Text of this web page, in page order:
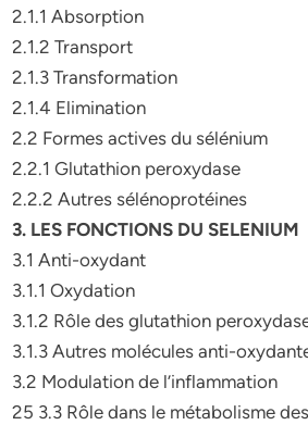
2.1.1 Absorption
2.1.2 Transport
2.1.3 Transformation
2.1.4 Elimination
2.2 Formes actives du sélénium
2.2.1 Glutathion peroxydase
2.2.2 Autres sélénoprotéines
3. LES FONCTIONS DU SELENIUM
3.1 Anti-oxydant
3.1.1 Oxydation
3.1.2 Rôle des glutathion
3.1.3 Autres molécules anti-
3.2 Modulation de l’inflammation
25 3.3 Rôle dans le métabolisme